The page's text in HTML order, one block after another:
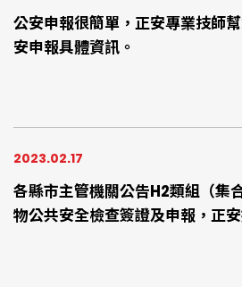
公安申報很簡單，正安專業技師
安申報具體資訊。
2023.02.17
各縣市主管機關公告H2類組（集
物公共安全檢查簽證及申報，正
可提早準備、提早委託專業檢查